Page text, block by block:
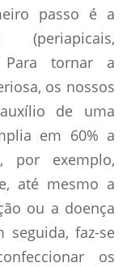
passo é a
Para tornar a
os nossos
de uma
em 60% a
por exemplo,
até mesmo a
ou a doença
seguida, faz-se
os